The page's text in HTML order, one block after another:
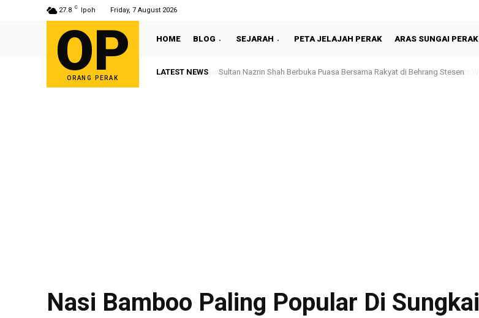
27.8 C Ipoh Friday, 7 August 2026
OP
ORANG PERAK
HOME BLOG SEJARAH PETA JELAJAH PERAK ARAS SUNGAI PERAK
LATEST NEWS Sultan Nazrin Shah Berbuka Puasa Bersama Rakyat di Behrang Stesen
Nasi Bamboo Paling Popular Di Sungkai